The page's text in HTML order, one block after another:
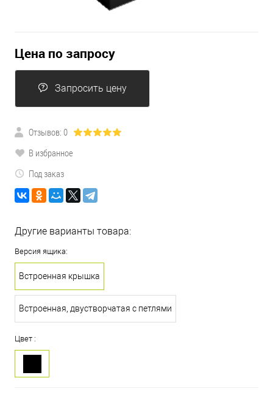
Цена по запросу
Запросить цену
Отзывов: 0
В избранное
Под заказ
Другие варианты товара:
Версия ящика:
Встроенная крышка
Встроенная, двустворчатая с петлями
Цвет :